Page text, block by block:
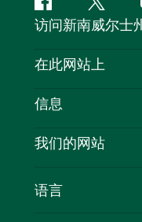
Facebook叽
叽
喳
访问新南威尔士
联系我们
隐私
Cookie 通知
在此网站上
目的地
新南威尔士州公路
活动
信息
旅行信息
新南威尔士州的商业
我们的网站
语言